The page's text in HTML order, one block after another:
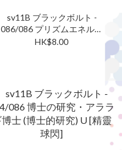
sv11B ブラックボルト -
086/086 プリズムエネルギ
ー (稜鏡能量) U [精靈球閃]
HK$8.00